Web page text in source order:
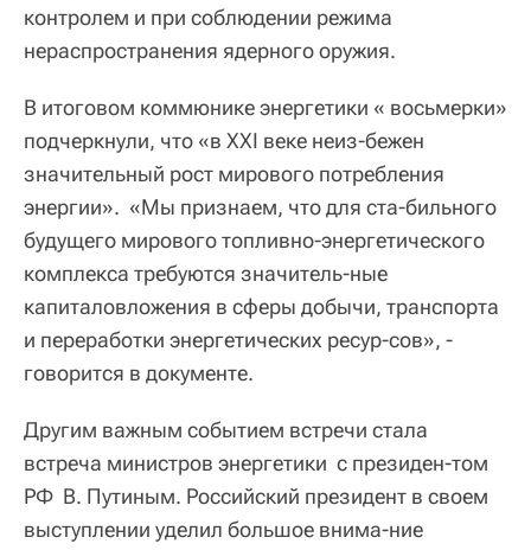
контролем и при соблюдении режима
нераспространения ядерного оружия.
В итоговом коммюнике энергетики « восьмерки»
подчеркнули, что «в XXI веке неиз-бежен
значительный рост мирового потребления
энергии». «Мы признаем, что для ста-бильного
будущего мирового топливно-энергетического
комплекса требуются значитель-ные
капиталовложения в сферы добычи, транспорта
и переработки энергетических ресур-сов», -
говорится в документе.
Другим важным событием встречи стала
встреча министров энергетики с президен-том
РФ В. Путиным. Российский президент в своем
выступлении уделил большое внима-ние